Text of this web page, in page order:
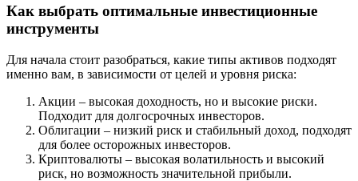
Как выбрать оптимальные инвестиционные
инструменты
Для начала стоит разобраться, какие типы активов подходят
именно вам, в зависимости от целей и уровня риска:
Акции – высокая доходность, но и высокие риски.
Подходит для долгосрочных инвесторов.
Облигации – низкий риск и стабильный доход, подходят
для более осторожных инвесторов.
Криптовалюты – высокая волатильность и высокий
риск, но возможность значительной прибыли.